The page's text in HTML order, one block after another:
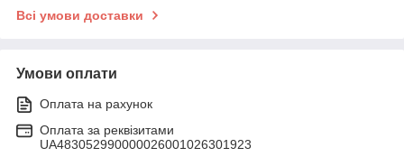
Всі умови доставки
Умови оплати
Оплата на рахунок
Оплата за реквізитами
UA483052990000026001026301923